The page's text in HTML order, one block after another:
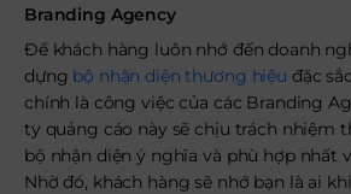
Branding Agency
Để khách hàng luôn nhớ đến doanh
dựng bộ nhận diện thương hiệu đặc
chính là công việc của các Branding
ty quảng cáo này sẽ chịu trách nhiệm
bộ nhận diện ý nghĩa và phù hợp nhất
Nhờ đó, khách hàng sẽ nhớ bạn là ai